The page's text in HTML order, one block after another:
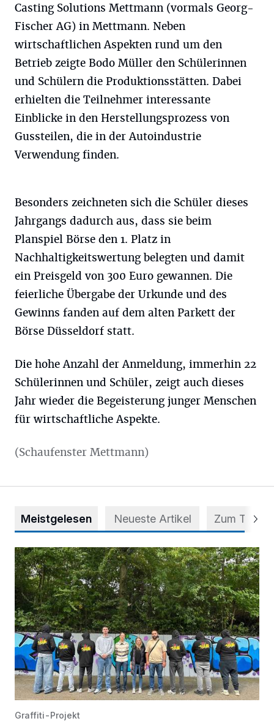
Casting Solutions Mettmann (vormals Georg-
Fischer AG) in Mettmann. Neben
wirtschaftlichen Aspekten rund um den
Betrieb zeigte Bodo Müller den Schülerinnen
und Schülern die Produktionsstätten. Dabei
erhielten die Teilnehmer interessante
Einblicke in den Herstellungsprozess von
Gussteilen, die in der Autoindustrie
Verwendung finden.
Besonders zeichneten sich die Schüler dieses
Jahrgangs dadurch aus, dass sie beim
Planspiel Börse den 1. Platz in
Nachhaltigkeitswertung belegten und damit
ein Preisgeld von 300 Euro gewannen. Die
feierliche Übergabe der Urkunde und des
Gewinns fanden auf dem alten Parkett der
Börse Düsseldorf statt.
Die hohe Anzahl der Anmeldung, immerhin 22
Schülerinnen und Schüler, zeigt auch dieses
Jahr wieder die Begeisterung junger Menschen
für wirtschaftliche Aspekte.
(Schaufenster Mettmann)
Meistgelesen Neueste Artikel Zum Thema
Aus Grau wird Haltung
Graffiti-Projekt